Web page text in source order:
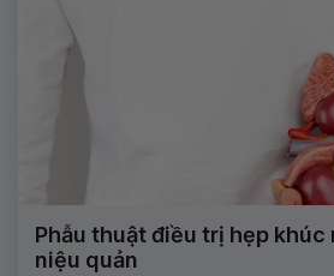
Phẫu thuật điều trị hẹp khúc
niệu quản